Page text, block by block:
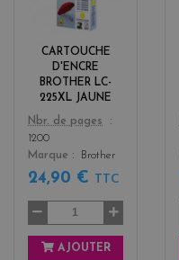
CARTOUCHE
D'ENCRE
BROTHER LC-
225XL JAUNE
Color
o
Nbr. de pages
1200
Marque
Brother
24,90 € TTC
AJOUTER